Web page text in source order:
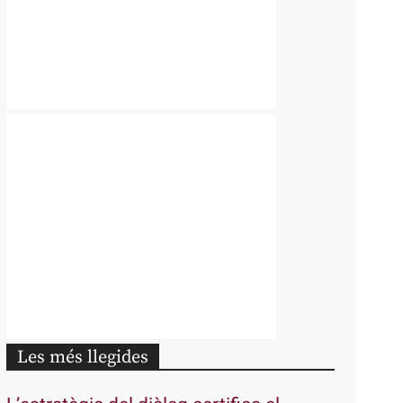
Les més llegides